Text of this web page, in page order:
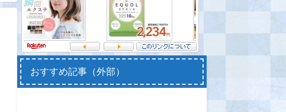
おすすめ記事（外部）